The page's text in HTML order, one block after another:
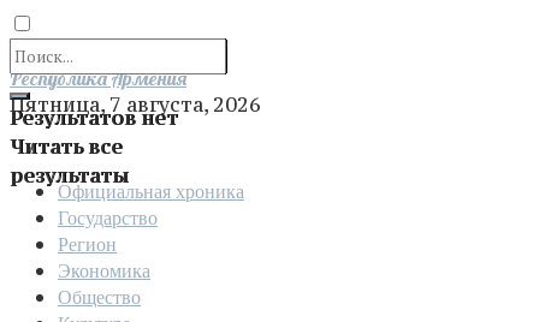
Результатов нет
Читать все
результаты
Отправить
Республика Армения
Пятница, 7 августа, 2026
Официальная хроника
Государство
Регион
Экономика
Общество